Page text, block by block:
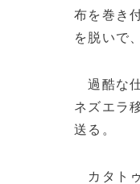
布を巻き
を脱いで
過酷な
ネズエラ
送る。
カタト